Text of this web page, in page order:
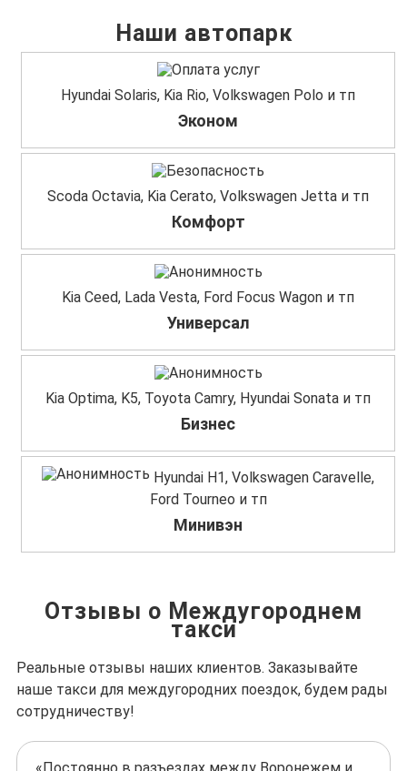
Наши автопарк
Hyundai Solaris, Kia Rio, Volkswagen Polo и тп
Эконом
Scoda Octavia, Kia Cerato, Volkswagen Jetta и тп
Комфорт
Kia Ceed, Lada Vesta, Ford Focus Wagon и тп
Универсал
Kia Optima, K5, Toyota Camry, Hyundai Sonata и тп
Бизнес
Hyundai H1, Volkswagen Caravelle,
Ford Tourneo и тп
Минивэн
Отзывы о Междугороднем
такси
Реальные отзывы наших клиентов. Заказывайте
наше такси для междугородних поездок, будем рады
сотрудничеству!